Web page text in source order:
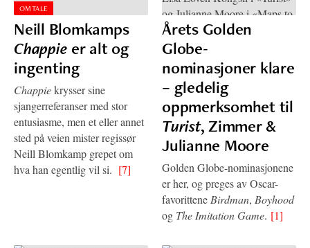
OMTALE
Neill Blomkamps
Chappieer alt og
ingenting
Chappiekrysser sine
sjangerreferanser med stor
entusiasme, men et eller annet
sted på veien mister regissør
Neill Blomkamp grepet om
hva han egentlig vil si. [7]
Årets Golden
Globe-
nominasjoner klare
– gledelig
oppmerksomhet til
Turist, Zimmer &
Julianne Moore
Golden Globe-nominasjonene
er her, og preges av Oscar-
favoritteneBirdman, Boyhood
og The Imitation Game. [1]